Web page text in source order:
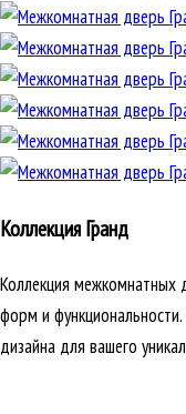
Коллекция Гранд
Коллекция межкомнатных
форм и
дизайна для вашего